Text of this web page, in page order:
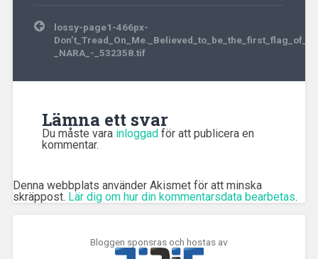
Inläggsnavigering
lossy-page1-466px-
_NARA_-_532358.tif
Lämna ett svar
Du måste vara inloggad för att publicera en
kommentar.
Denna webbplats använder Akismet för att minska
skräppost. Lär dig om hur din kommentarsdata bearbetas.
Bloggen sponsras och hostas av